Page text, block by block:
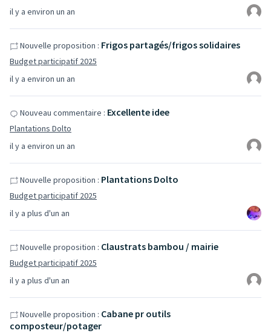
il y a environ un an
il y a environ un an
Nouvelle proposition : Frigos partagés/frigos solidaires
Budget participatif 2025
il y a environ un an
Nouveau commentaire : Excellente idee
Plantations Dolto
il y a plus d'un an
Nouvelle proposition : Plantations Dolto
Budget participatif 2025
il y a plus d'un an
Nouvelle proposition : Claustrats bambou / mairie
Budget participatif 2025
Nouvelle proposition : Cabane pr outils
composteur/potager